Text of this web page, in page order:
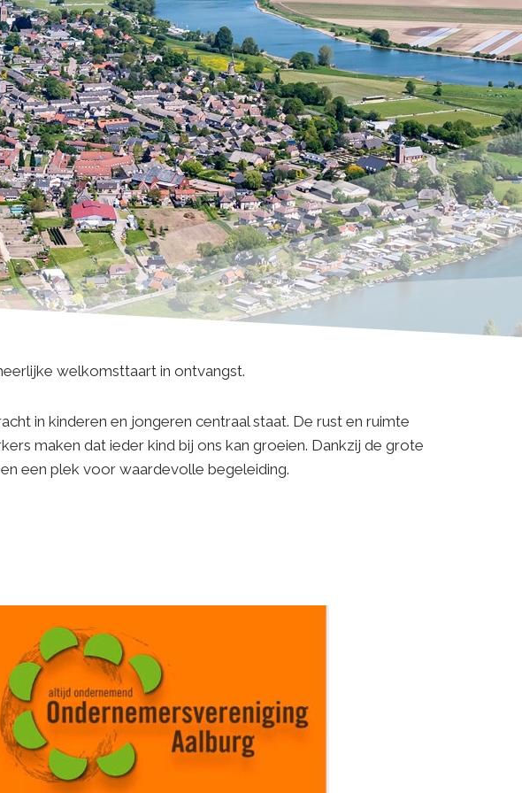
welkomsttaart in ontvangst.
in kinderen en jongeren centraal staat. De rust en ruimte
maken dat ieder kind bij ons kan groeien. Dankzij de grote
een plek voor waardevolle begeleiding.